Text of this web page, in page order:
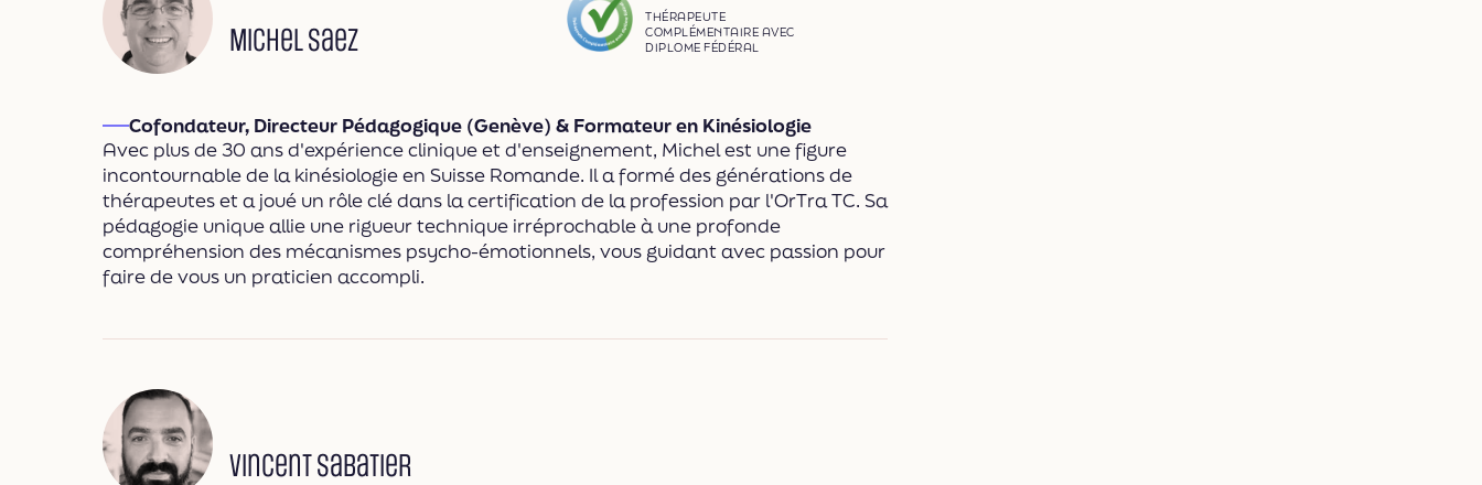
Michel Saez
THÉRAPEUTE
COMPLÉMENTAIRE AVEC
DIPLOME FÉDÉRAL
Cofondateur, Directeur Pédagogique (Genève) & Formateur en Kinésiologie
Avec plus de 30 ans d'expérience clinique et d'enseignement, Michel est une figure
incontournable de la kinésiologie en Suisse Romande. Il a formé des générations de
thérapeutes et a joué un rôle clé dans la certification de la profession par l'OrTra TC. Sa
pédagogie unique allie une rigueur technique irréprochable à une profonde
compréhension des mécanismes psycho-émotionnels, vous guidant avec passion pour
faire de vous un praticien accompli.
Vincent Sabatier